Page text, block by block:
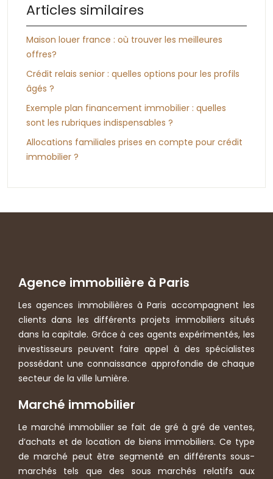
Articles similaires
Maison louer france : où trouver les meilleures
offres?
Crédit relais senior : quelles options pour les profils
âgés ?
Exemple plan financement immobilier : quelles
sont les rubriques indispensables ?
Allocations familiales prises en compte pour crédit
immobilier ?
Agence immobilière à Paris
Les agences immobilières à Paris accompagnent les
clients dans les différents projets immobiliers situés
dans la capitale. Grâce à ces agents expérimentés, les
investisseurs peuvent faire appel à des spécialistes
possédant une connaissance approfondie de chaque
secteur de la ville lumière.
Marché immobilier
Le marché immobilier se fait de gré à gré de ventes,
d’achats et de location de biens immobiliers. Ce type
de marché peut être segmenté en différents sous-
marchés tels que des sous marchés relatifs aux